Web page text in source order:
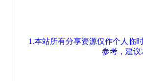
1.本站所有分享资源仅作个人临
参考，建议